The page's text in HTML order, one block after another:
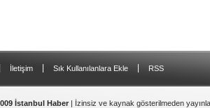
İletişim Sık Kullanılanlara Ekle RSS
İstanbul Haber | İzinsiz ve kaynak gösterilmeden